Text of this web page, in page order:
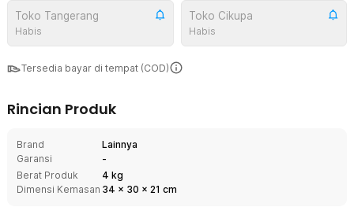
Toko Tangerang
Habis
Toko Cikupa
Habis
Tersedia bayar di tempat (COD)
Rincian Produk
Brand
Lainnya
Garansi
-
Berat Produk
4 kg
Dimensi Kemasan 34 x 30 x 21 cm